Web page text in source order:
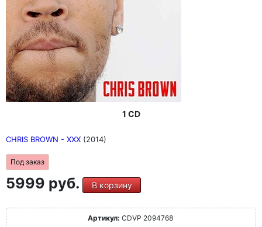
1 CD
CHRIS BROWN - XXX (2014)
Под заказ
5999 руб. В корзину
Артикул: CDVP 2094768